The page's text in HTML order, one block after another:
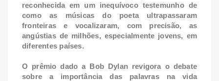
reconhecida em um inequívoco testemunho de
como as músicas do poeta ultrapassaram
fronteiras e vocalizaram, com precisão, as
angústias de milhões, especialmente jovens, em
diferentes países.
O prêmio dado a Bob Dylan revigora o debate
sobre a importância das palavras na vida